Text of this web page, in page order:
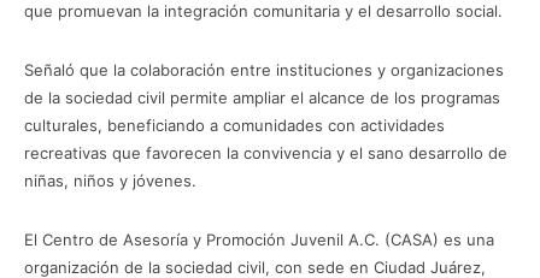
que promuevan la integración comunitaria y el desarrollo social.
Señaló que la colaboración entre instituciones y organizaciones
de la sociedad civil permite ampliar el alcance de los programas
culturales, beneficiando a comunidades con actividades
recreativas que favorecen la convivencia y el sano desarrollo de
niñas, niños y jóvenes.
El Centro de Asesoría y Promoción Juvenil A.C. (CASA) es una
organización de la sociedad civil, con sede en Ciudad Juárez,